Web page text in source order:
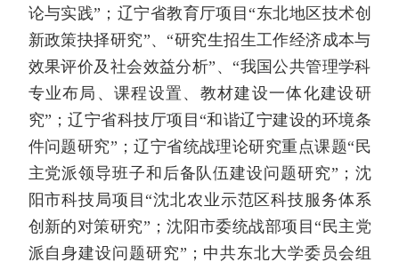
论与实践”；辽宁省教育厅项目“东北地区技术创
新政策抉择研究”、“研究生招生工作经济成本与
效果评价及社会效益分析”、“我国公共管理学科
专业布局、课程设置、教材建设一体化建设研
究”；辽宁省科技厅项目“和谐辽宁建设的环境条
件问题研究”；辽宁省统战理论研究重点课题“民
主党派领导班子和后备队伍建设问题研究”；沈
阳市科技局项目“沈北农业示范区科技服务体系
创新的对策研究”；沈阳市委统战部项目“民主党
派自身建设问题研究”；中共东北大学委员会组